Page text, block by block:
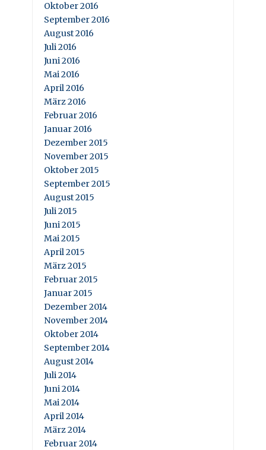
Oktober 2016
September 2016
August 2016
Juli 2016
Juni 2016
Mai 2016
April 2016
März 2016
Februar 2016
Januar 2016
Dezember 2015
November 2015
Oktober 2015
September 2015
August 2015
Juli 2015
Juni 2015
Mai 2015
April 2015
März 2015
Februar 2015
Januar 2015
Dezember 2014
November 2014
Oktober 2014
September 2014
August 2014
Juli 2014
Juni 2014
Mai 2014
April 2014
März 2014
Februar 2014